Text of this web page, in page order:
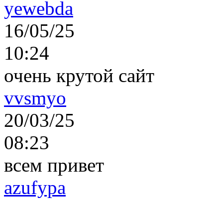
yewebda
16/05/25
10:24
очень крутой сайт
vvsmyo
20/03/25
08:23
всем привет
azufypa